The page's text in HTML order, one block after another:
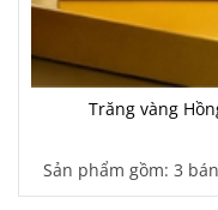
Trăng vàng
Sản phẩm gồm: 3